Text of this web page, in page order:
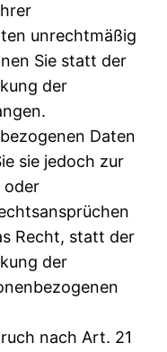
unrechtmäßig
Sie statt der
der
Daten
sie jedoch zur
oder
Recht, statt der
der
nach Art. 21